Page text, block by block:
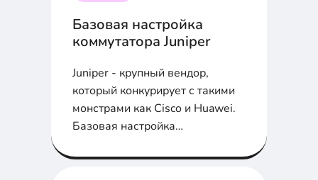
Базовая настройка
коммутатора Juniper
Juniper - крупный вендор,
который конкурирует с такими
монстрами как Cisco и Huawei.
Базовая настройка